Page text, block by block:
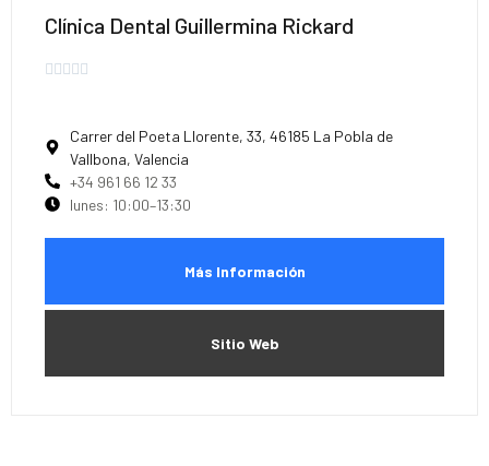
Clínica Dental Guillermina Rickard

Carrer del Poeta Llorente, 33, 46185 La Pobla de
Vallbona, Valencia
+34 961 66 12 33
lunes: 10:00–13:30
Más Información
Sitio Web